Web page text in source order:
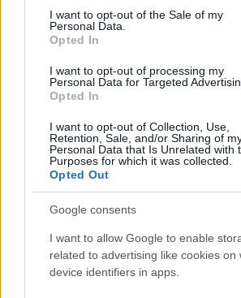
consent section.
I want to opt-out of the Sale of my
Personal Data.
Opted In
I want to opt-out of processing my
Personal Data for Targeted
Opted In
I want to opt-out of Collection, Use,
Retention, Sale, and/or Sharing of
Personal Data that Is Unrelated with
Purposes for which it was collected.
Opted Out
Google consents
I want to allow Google to enable
related to advertising like cookies on
device identifiers in apps.